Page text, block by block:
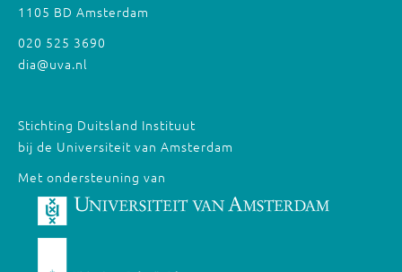
1105 BD Amsterdam
020 525 3690
dia@uva.nl
Stichting Duitsland Instituut
bij de Universiteit van Amsterdam
Met ondersteuning van